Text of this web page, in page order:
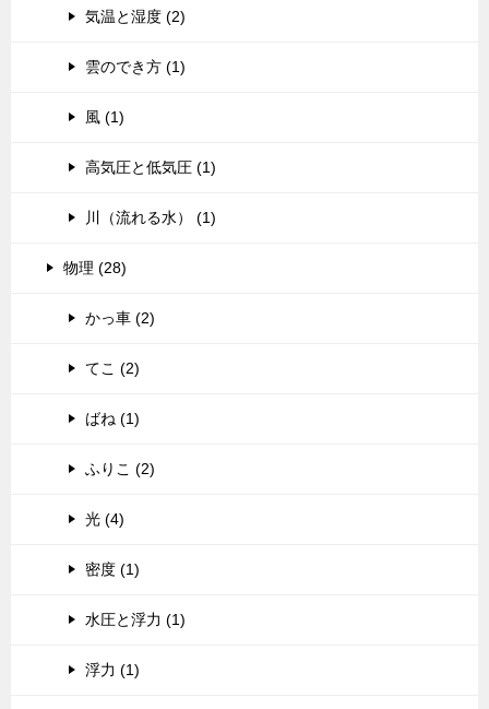
気温と湿度 (2)
雲のでき方 (1)
風 (1)
高気圧と低気圧 (1)
川（流れる水） (1)
物理 (28)
かっ車 (2)
てこ (2)
ばね (1)
ふりこ (2)
光 (4)
密度 (1)
水圧と浮力 (1)
浮力 (1)